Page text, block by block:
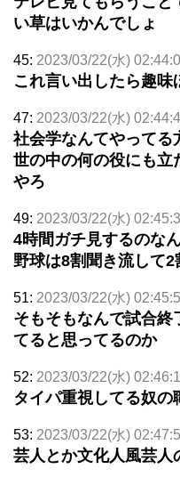
い草はいかんでしょ
45: 2023/03/22(水)
これ言い出したら趣味
47: 2023/03/22(水)
社会学なんてやってる
世の中の何の役にも立
やろ
49: 2023/03/22(水)
4時間ガチ見するのな
野球は8割聞き流して
51: 2023/03/22(水)
そもそもなんで試合
てると思ってるのか
52: 2023/03/22(水)
タイパ重視してる奴
53: 2023/03/22(水)
芸人とか文化人風芸人